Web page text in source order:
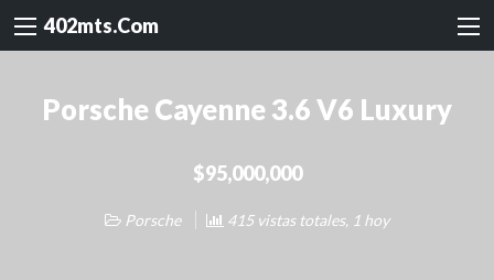
402mts.Com
Porsche Cayenne 3.6 V6 Luxury
$95,000,000
Porsche 415 vistas totales, 1 hoy